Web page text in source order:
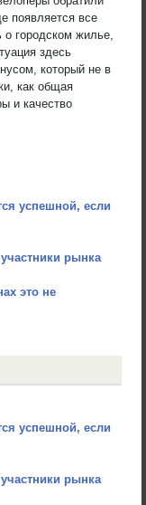
появляется все
городском жилье,
здесь
который не в
как общая
и качество
успешной, если
рынка
это не
успешной, если
рынка